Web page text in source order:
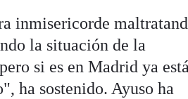
inmisericorde
la situación de la
si es en Madrid ya
ha sostenido. Ayuso ha